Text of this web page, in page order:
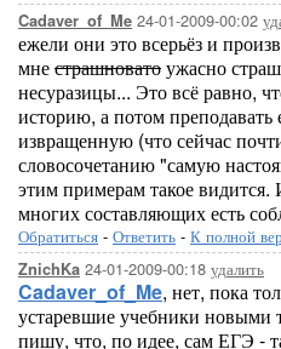
Cadaver_of_Me 24-01-2009-00:02
ежели они это всерьёз и
мнестрашноватоужасно
несуразицы... Это всё равно,
историю, а потом
извращенную (что сейчас
словосочетанию "самую
этим примерам такое
многих составляющих есть
Обратиться - Ответить - К полной
ZnichKa 24-01-2009-00:18 удалить
Cadaver_of_Me, нет, пока
устаревшие учебники новыми
пишу, что, по идее, сам ЕГЭ -